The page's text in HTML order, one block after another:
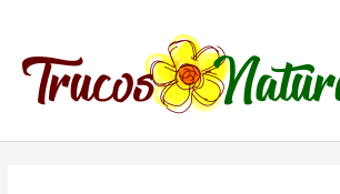
contenido